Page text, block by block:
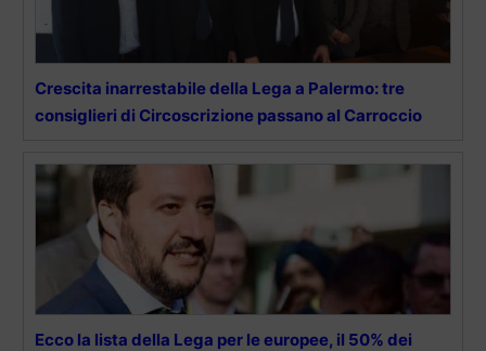
Crescita inarrestabile della Lega a Palermo: tre
consiglieri di Circoscrizione passano al Carroccio
Ecco la lista della Lega per le europee, il 50% dei